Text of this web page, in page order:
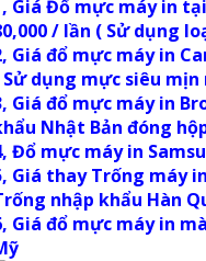
Giá Đổ mực máy in
/ lần ( Sử dụng
Giá đổ mực máy in
Sử dụng mực siêu
Giá đổ mực máy in
Nhật Bản đóng
Đổ mực máy in
Giá thay Trống máy
nhập khẩu Hàn
Giá đổ mực máy in